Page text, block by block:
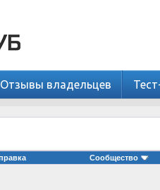
Отзывы владельцев
Сообщество